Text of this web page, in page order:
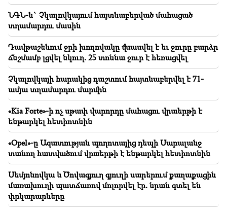
19:36
Խոշոր հրդեհ Սայաթ Նովայի բարձրահարկ
շենքերից մեկում. Բնակիչներ են տարհանվել
19:34 Կարևոր
ՄԻՊ–ն անթույլատրելի է համարում Արգամ
Աբրահամյանի վերաբերյալ ՔԿ–ի
հաղորդագրությունը
ՆԳՆ-ն` Չկալովկայում հայտնաբերված մահացած
տղամարդու մասին
Դավթաշենում ջրի խողովակը վնասվել է եւ ջուրը բարձր
ճնշմամբ լցվել նկուղ. 25 տոննա ջուր է հեռացվել
Չկալովկայի հարակից դաշտում հայտնաբերվել է 71-
ամյա տղամարդու մարմին
«Kia Forte»-ի ոչ սթափ վարորդը մահացու վրաերթի է
ենթարկել հետիոտնին
«Opel»-ը Ազատության պողոտայից դեպի Սարալանջ
տանող հատվածում վրшերթի է ենթարկել հետիոտնին
Սեմյոնովկա և Ծովագյուղ գյուղի սարերում քաղաքացին
մառախուղի պատճառով մոլորվել էր. նրան գտել են
փրկարարները